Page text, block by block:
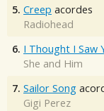
5. Creep acordes
Radiohead
6. I Thought I Saw
She and Him
7. Sailor Song
Gigi Perez